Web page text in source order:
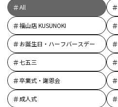
All
福山店 KUSUNOKI
お誕生日・ハーフバースデー
七五三
卒業式・謝恩会
成人式